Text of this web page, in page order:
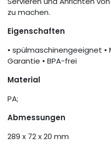
zu machen.
Eigenschaften
• spülmaschinengeeignet •
Garantie • BPA-frei
Material
PA;
Abmessungen
289 x 72 x 20 mm